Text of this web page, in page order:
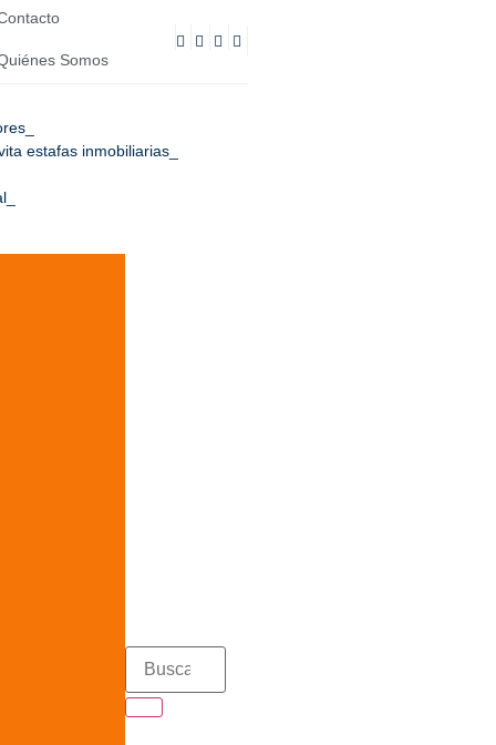
Somos
estafas inmobiliarias